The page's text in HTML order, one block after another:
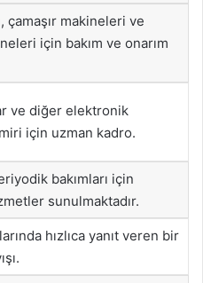
çamaşır makineleri ve
için bakım ve onarım
ve diğer elektronik
için uzman kadro.
bakımları için
sunulmaktadır.
hızlıca yanıt veren bir